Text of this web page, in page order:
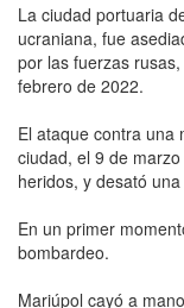
La ciudad portuaria
ucraniana, fue
por las fuerzas
febrero de 2022.
El ataque contra una
ciudad, el 9 de
heridos, y desató
En un primer
bombardeo.
Mariúpol cayó a